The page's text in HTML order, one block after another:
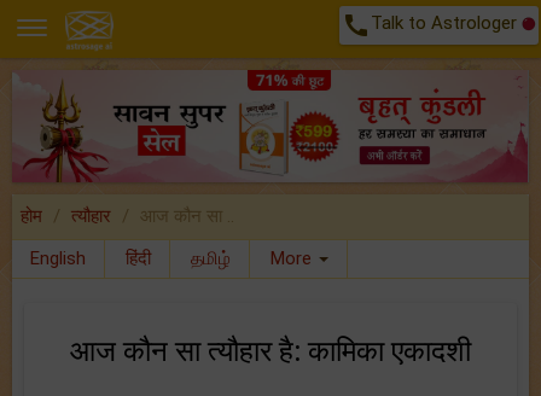
call Talk to Astrologer
होम त्यौहार
आज कौन सा ..
English
हिंदी தமிழ் More
आज कौन सा त्यौहार है: कामिका एकादशी